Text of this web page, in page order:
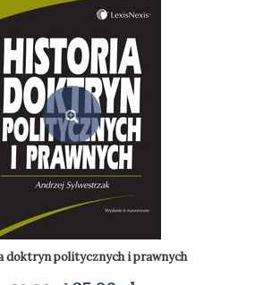
doktryn politycznych i prawnych